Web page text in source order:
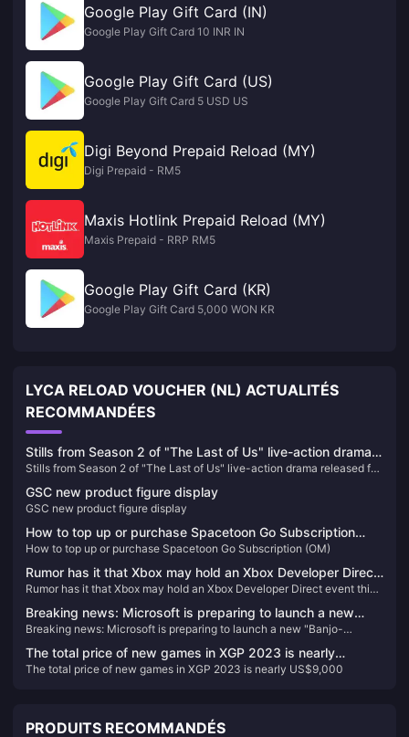
Google Play Gift Card (IN)
Google Play Gift Card 10 INR IN
Google Play Gift Card (US)
Google Play Gift Card 5 USD US
Digi Beyond Prepaid Reload (MY)
Digi Prepaid - RM5
Maxis Hotlink Prepaid Reload (MY)
Maxis Prepaid - RRP RM5
Google Play Gift Card (KR)
Google Play Gift Card 5,000 WON KR
LYCA RELOAD VOUCHER (NL) ACTUALITÉS
RECOMMANDÉES
Stills from Season 2 of "The Last of Us" live-action drama
released for the first time
Stills from Season 2 of "The Last of Us" live-action drama released for
GSC new product figure display
GSC new product figure display
How to top up or purchase Spacetoon Go Subscription
(OM)
How to top up or purchase Spacetoon Go Subscription (OM)
Rumor has it that Xbox may hold an Xbox Developer Direct
event this month
Rumor has it that Xbox may hold an Xbox Developer Direct event this
Breaking news: Microsoft is preparing to launch a new
"Banjo-Kazooie Adventures" game
Breaking news: Microsoft is preparing to launch a new "Banjo-
The total price of new games in XGP 2023 is nearly
US$9,000
The total price of new games in XGP 2023 is nearly US$9,000
PRODUITS RECOMMANDÉS